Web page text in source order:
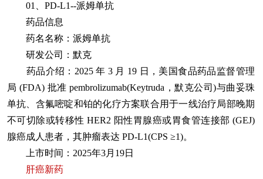
01、PD-L1--派姆单抗
药品信息
药名名称：派姆单抗
研发公司：默克
药品介绍：2025 年 3 月 19 日，美国食品药品监督管理
局 (FDA) 批准 pembrolizumab(Keytruda，默克公司)与曲妥珠
单抗、含氟嘧啶和铂的化疗方案联合用于一线治疗局部晚期
不可切除或转移性 HER2 阳性胃腺癌或胃食管连接部 (GEJ)
腺癌成人患者，其肿瘤表达 PD-L1(CPS ≥1)。
上市时间：2025年3月19日
肝癌新药